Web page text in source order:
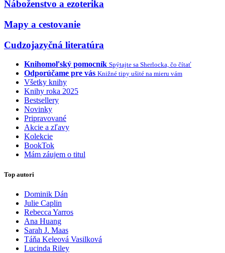
Náboženstvo a ezoterika
Mapy a cestovanie
Cudzojazyčná literatúra
Knihomoľský pomocník Spýtajte sa Sherlocka, čo čítať
Odporúčame pre vás Knižné tipy ušité na mieru vám
Všetky knihy
Knihy roka 2025
Bestsellery
Novinky
Pripravované
Akcie a zľavy
Kolekcie
BookTok
Mám záujem o titul
Top autori
Dominik Dán
Julie Caplin
Rebecca Yarros
Ana Huang
Sarah J. Maas
Táňa Keleová Vasilková
Lucinda Riley